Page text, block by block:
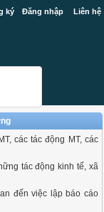
ký Đăng nhập Liên hệ
các tác động MT, các
tác động kinh tế, xã
đến việc lập báo cáo